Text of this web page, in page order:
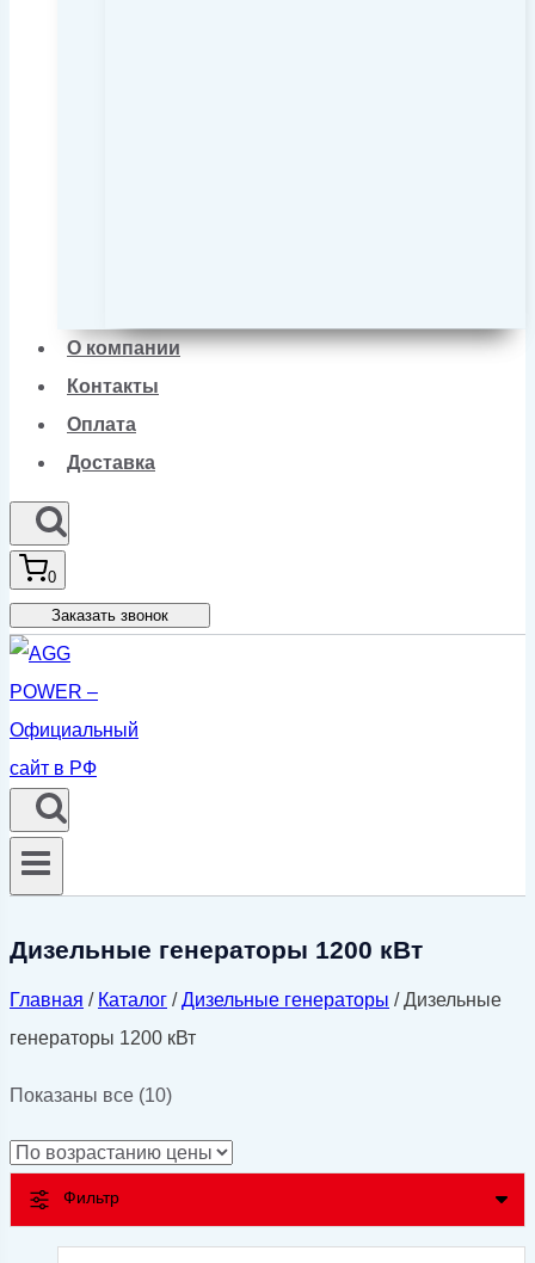
О компании
Контакты
Оплата
Доставка
0
Заказать звонок
Дизельные генераторы 1200 кВт
Главная / Каталог / Дизельные генераторы / Дизельные
генераторы 1200 кВт
Показаны все (10)Цены:
возрастанию
Фильтр